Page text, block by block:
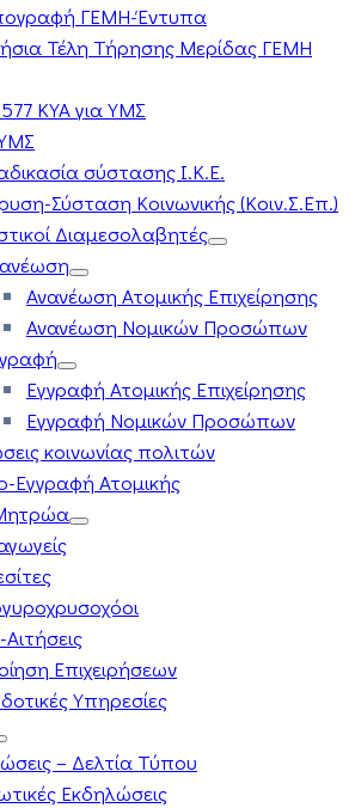
ΓΕΜΗ-Έντυπα
Τέλη Τήρησης Μερίδας ΓΕΜΗ
ΚΥΑ για ΥΜΣ
σύστασης Ι.Κ.Ε.
Σύσταση Κοινωνικής (Κοιν.Σ.Επ.)
Διαμεσολαβητές
Ανανέωση Ατομικής Επιχείρησης
Ανανέωση Νομικών Προσώπων
Εγγραφή Ατομικής Επιχείρησης
Εγγραφή Νομικών Προσώπων
κοινωνίας πολιτών
Ατομικής
Επιχειρήσεων
Υπηρεσίες
– Δελτία Τύπου
Εκδηλώσεις